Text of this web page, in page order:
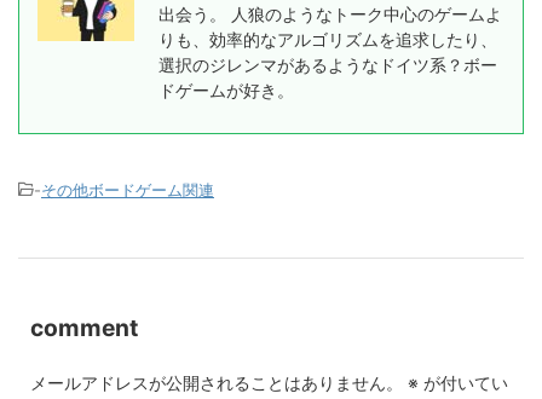
出会う。 人狼のようなトーク中心のゲームよ
りも、効率的なアルゴリズムを追求したり、
選択のジレンマがあるようなドイツ系？ボー
ドゲームが好き。
-その他ボードゲーム関連
comment
メールアドレスが公開されることはありません。 ※ が付いてい